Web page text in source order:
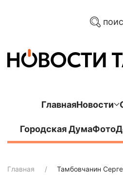
ГлавнаяНовости
Городская ДумаФото
Главная
Тамбовчанин